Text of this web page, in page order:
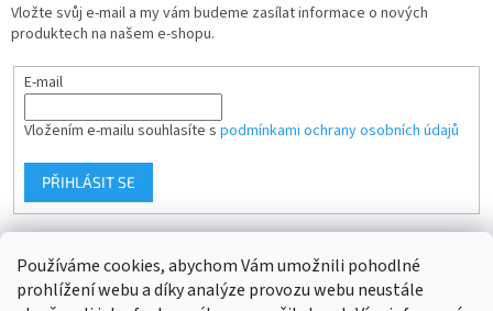
Používáme cookies, abychom Vám umožnili pohodlné
prohlížení webu a díky analýze provozu webu neustále
Vložte svůj e-mail a my vám budeme zasílat informace o nových
produktech na našem e-shopu.
E-mail
Vložením e-mailu souhlasíte s podmínkami ochrany osobních údajů
PŘIHLÁSIT SE